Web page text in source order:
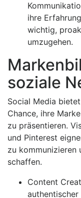
ihre
wichtig,
umzugehen.
soziale
Social Media
Chance, ihre
zu präsentieren.
und Pinterest
zu kommunizieren
schaffen.
Content